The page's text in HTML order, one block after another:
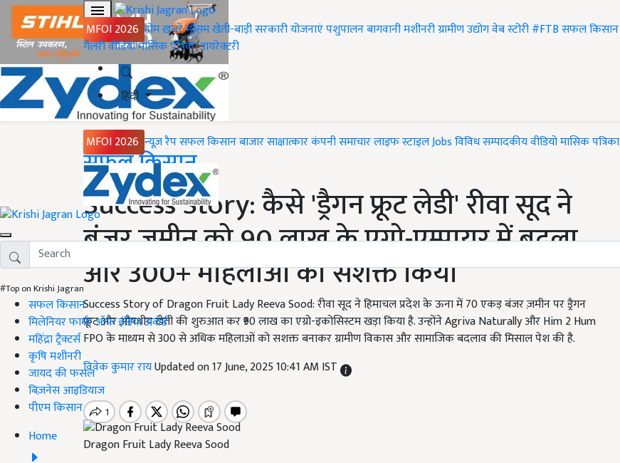
MFOI 2026 होमख़बरेंमौसमखेती-बाड़ीसरकारी योजनाएंपशुपालनबागवानीमशीनरीग्रामीण उद्योगवेब स्टोरी#FTBसफल किसान
गैलरीवीडियोमासिक पत्रिकाडायरेक्टरी
हिंदी
MFOI 2026 न्यूज़ रैपसफल किसानबाजारसाक्षात्कारकंपनी समाचारलाइफ स्टाइलJobsविविधसम्पादकीयवीडियोमासिक पत्रिका
#Top on Krishi Jagran
सफल किसान
मिलेनियर फार्मर ऑफ इंडिया अवॉर्ड
महिंद्रा ट्रैक्टर्स
कृषि मशीनरी
जायद की फसल
बिज़नेस आइडियाज
पीएम किसान
Home
Home
सफल किसान
Success Story: कैसे 'ड्रैगन फ्रूट लेडी' रीवा सूद ने
बंजर ज़मीन को 90 लाख के एग्रो-एम्पायर में बदला
और 300+ महिलाओं को सशक्त किया
Success Story of Dragon Fruit Lady Reeva Sood: रीवा सूद ने हिमाचल प्रदेश के ऊना में 70 एकड़ बंजर ज़मीन पर ड्रैगन
फ्रूट और औषधीय खेती की शुरुआत कर ₹90 लाख का एग्रो-इकोसिस्टम खड़ा किया है. उन्होंने Agriva Naturally और Him 2 Hum
FPO के माध्यम से 300 से अधिक महिलाओं को सशक्त बनाकर ग्रामीण विकास और सामाजिक बदलाव की मिसाल पेश की है.
विवेक कुमार रायUpdated on 17 June, 2025 10:41 AM IST
Dragon Fruit Lady Reeva Sood